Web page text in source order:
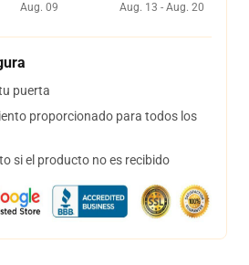
Aug. 09
Aug. 13 - Aug. 20
puerta
proporcionado para todos los
si el producto no es recibido